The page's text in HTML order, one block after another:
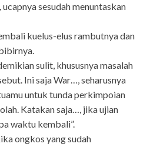
sesudah menuntaskan
kuelus-elus rambutnya dan
sulit, khususnya masalah
Ini saja War…, seharusnya
untuk tunda perkimpoian
Katakan saja…, jika ujian
waktu kembali”.
ongkos yang sudah